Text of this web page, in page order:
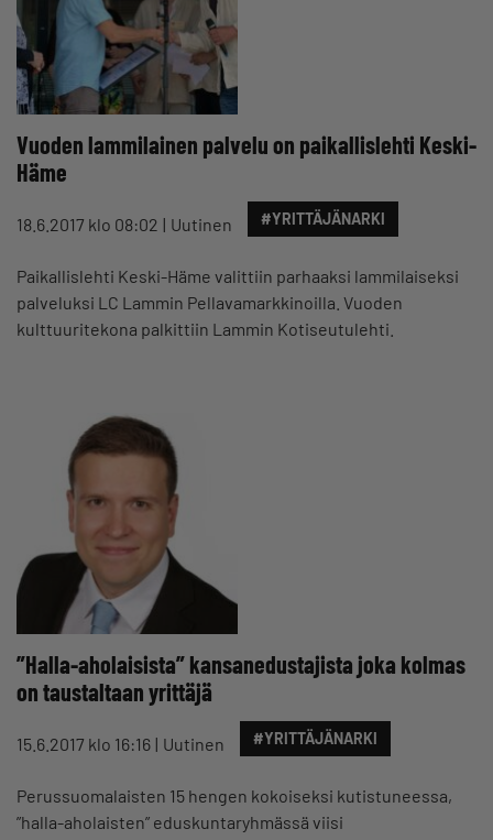
Vuoden lammilainen palvelu on paikallislehti Keski-
Häme
18.6.2017 klo 08:02 Uutinen #YRITTÄJÄNARKI
Paikallislehti Keski-Häme valittiin parhaaksi lammilaiseksi
palveluksi LC Lammin Pellavamarkkinoilla. Vuoden
kulttuuritekona palkittiin Lammin Kotiseutulehti.
”Halla-aholaisista” kansanedustajista joka kolmas
on taustaltaan yrittäjä
15.6.2017 klo 16:16 Uutinen #YRITTÄJÄNARKI
Perussuomalaisten 15 hengen kokoiseksi kutistuneessa,
”halla-aholaisten” eduskuntaryhmässä viisi